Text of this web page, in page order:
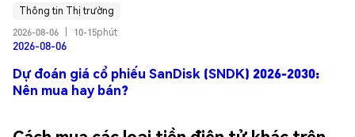
Thông tin Thị trường
2026-08-06
10-15phút
2026-08-06
Dự đoán giá cổ phiếu SanDisk (SNDK) 2026-2030:
Nên mua hay bán?